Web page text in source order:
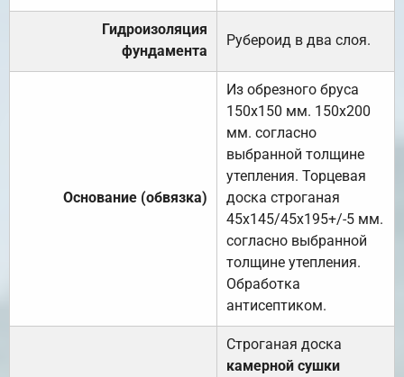
Гидроизоляция
фундамента
Рубероид в два слоя.
Основание (обвязка)
Из обрезного бруса
150х150 мм. 150х200
мм. согласно
выбранной толщине
утепления. Торцевая
доска строганая
45х145/45х195+/-5 мм.
согласно выбранной
толщине утепления.
Обработка
антисептиком.
Строганая доска
камерной сушки